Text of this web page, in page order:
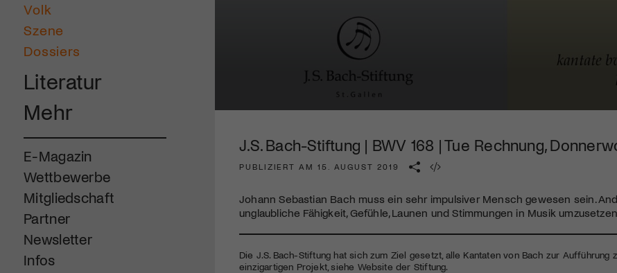
Volk
Szene
Dossiers
Literatur
Mehr
E-Magazin
Wettbewerbe
Mitgliedschaft
Partner
Newsletter
Infos
J.S. Bach-Stiftung | BWV 168 | Tue Rechnung,
PUBLIZIERT AM 15. AUGUST 2019
Johann Sebastian Bach muss ein sehr impulsiver Mensch gewesen sein.
unglaubliche Fähigkeit, Gefühle, Launen und Stimmungen in Musik
Die J.S. Bach-Stiftung hat sich zum Ziel gesetzt, alle Kantaten von Bach zur Aufführung
einzigartigen Projekt, siehe Website der Stiftung.
Kulturinstitution und unterstütze unsere Arbeit.
Mit deiner Mitgliedschaft erhältst du kostenlosen Zugang zu
diversen Kulturevents.
Jetzt Mitglied werden